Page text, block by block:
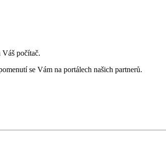
Váš počítač.
se Vám na portálech našich partnerů.